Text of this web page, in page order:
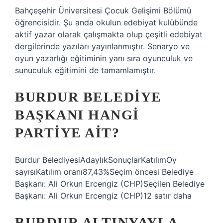
Bahçeşehir Üniversitesi Çocuk Gelişimi Bölümü
öğrencisidir. Şu anda okulun edebiyat kulübünde
aktif yazar olarak çalışmakta olup çeşitli edebiyat
dergilerinde yazıları yayınlanmıştır. Senaryo ve
oyun yazarlığı eğitiminin yanı sıra oyunculuk ve
sunuculuk eğitimini de tamamlamıştır.
BURDUR BELEDIYE
BAŞKANI HANGI
PARTIYE AIT?
Burdur BelediyesiAdaylıkSonuçlarKatılımOy
sayısıKatılım oranı87,43%Seçim öncesi Belediye
Başkanı: Ali Orkun Ercengiz (CHP)Seçilen Belediye
Başkanı: Ali Orkun Ercengiz (CHP)12 satır daha